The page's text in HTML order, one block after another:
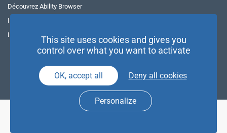
Découvrez Ability Browser
Installer Ability Browser sur Windows
Installer Ability Browser sur Mac
This site uses cookies and gives you
control over what you want to activate
OK, accept all Deny all cookies
Personalize